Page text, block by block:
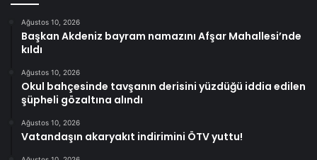
Ağustos 10, 2026
Başkan Akdeniz bayram namazını Afşar Mahallesi’nde
kıldı
Ağustos 10, 2026
Okul bahçesinde tavşanın derisini yüzdüğü iddia edilen
şüpheli gözaltına alındı
Ağustos 10, 2026
Vatandaşın akaryakıt indirimini ÖTV yuttu!